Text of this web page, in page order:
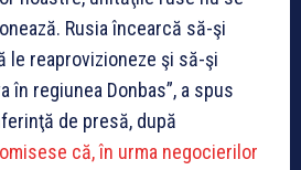
Rusia încearcă să-şi
le reaprovizioneze şi să-şi
în regiunea Donbas”, a spus
de presă, după
că, în urma negocierilor